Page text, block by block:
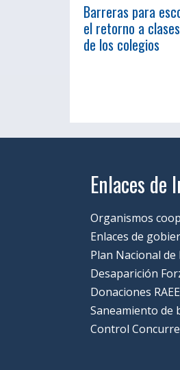
Barreras para
el retorno a
de los colegios
Enlaces de
Organismos
Enlaces de
Plan Nacional de
Desaparición
Donaciones RAEE
Saneamiento de
Control